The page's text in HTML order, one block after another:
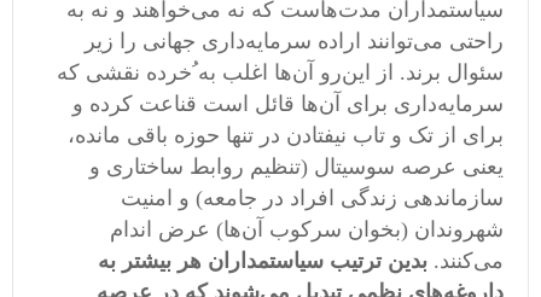
سیاستمداران مدت‌هاست که نه می‌خواهند و نه به
راحتی می‌توانند اراده سرمایه‌داری جهانی را زیر
سئوال برند. از این‌رو آن‌ها اغلب به ُخرده نقشی که
سرمایه‌داری برای آن‌ها قائل است قناعت کرده و
برای از تک و تاب نیفتادن در تنها حوزه باقی مانده،
یعنی عرصه سوسیتال (تنظیم روابط ساختاری و
سازماندهی زندگی افراد در جامعه) و امنیت
شهروندان (بخوان سرکوب آن‌ها) عرض اندام
می‌کنند. بدین ترتیب سیاستمداران هر بیشتر به
داروغه‌های نظمی ‌تبدیل می‌شوند که در عرصه